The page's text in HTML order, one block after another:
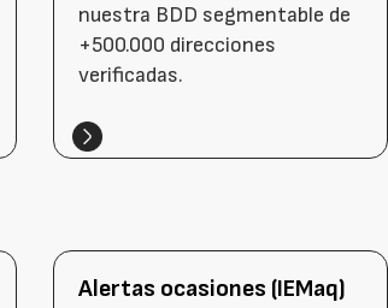
nuestra BDD segmentable de
+500.000 direcciones
verificadas.
Alertas ocasiones (IEMaq)